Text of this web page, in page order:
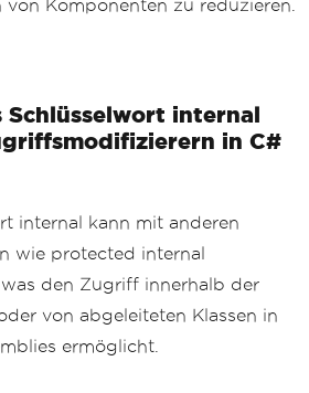
Komponenten zu reduzieren.
Schlüsselwort internal
in C#
internal kann mit anderen
wie protected internal
den Zugriff innerhalb der
von abgeleiteten Klassen in
ermöglicht.